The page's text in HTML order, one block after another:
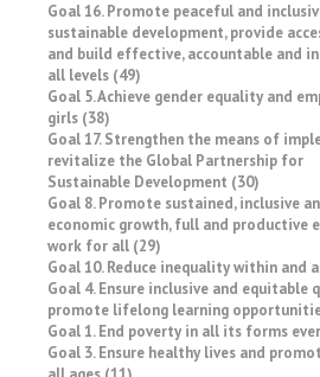
Goal 16. Promote peaceful and
sustainable development, provide
and build effective, accountable and
all levels (49)
Goal 5. Achieve gender equality and
girls (38)
Goal 17. Strengthen the means of
revitalize the Global Partnership for
Sustainable Development (30)
Goal 8. Promote sustained, inclusive
economic growth, full and productive
work for all (29)
Goal 10. Reduce inequality within and
Goal 4. Ensure inclusive and equitable
promote lifelong learning
Goal 1. End poverty in all its forms
Goal 3. Ensure healthy lives and